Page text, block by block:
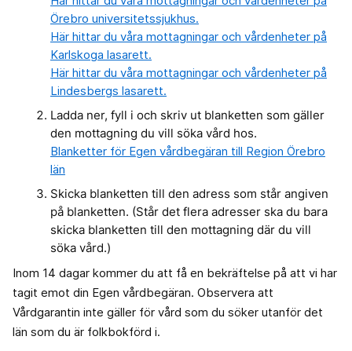
Örebro universitetssjukhus.
Här hittar du våra mottagningar och vårdenheter på
Karlskoga lasarett.
Här hittar du våra mottagningar och vårdenheter på
Lindesbergs lasarett.
Ladda ner, fyll i och skriv ut blanketten som gäller
den mottagning du vill söka vård hos.
Blanketter för Egen vårdbegäran till Region Örebro
län
Skicka blanketten till den adress som står angiven
på blanketten. (Står det flera adresser ska du bara
skicka blanketten till den mottagning där du vill
söka vård.)
Inom 14 dagar kommer du att få en bekräftelse på att vi har
tagit emot din Egen vårdbegäran. Observera att
Vårdgarantin inte gäller för vård som du söker utanför det
län som du är folkbokförd i.